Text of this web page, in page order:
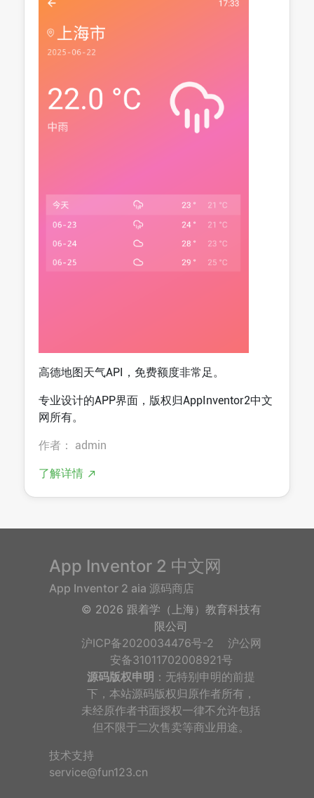
高德地图天气API，免费额度非常足。
专业设计的APP界面，版权归AppInventor2中文
网所有。
作者： admin
了解详情
App Inventor 2 中文网
App Inventor 2 aia 源码商店
© 2026 跟着学（上海）教育科技有
限公司
沪ICP备2020034476号-2
沪公网
安备31011702008921号
源码版权申明 ：无特别申明的前提
下，本站源码版权归原作者所有，
未经原作者书面授权一律不允许包括
但不限于二次售卖等商业用途。
技术支持
service@fun123.cn